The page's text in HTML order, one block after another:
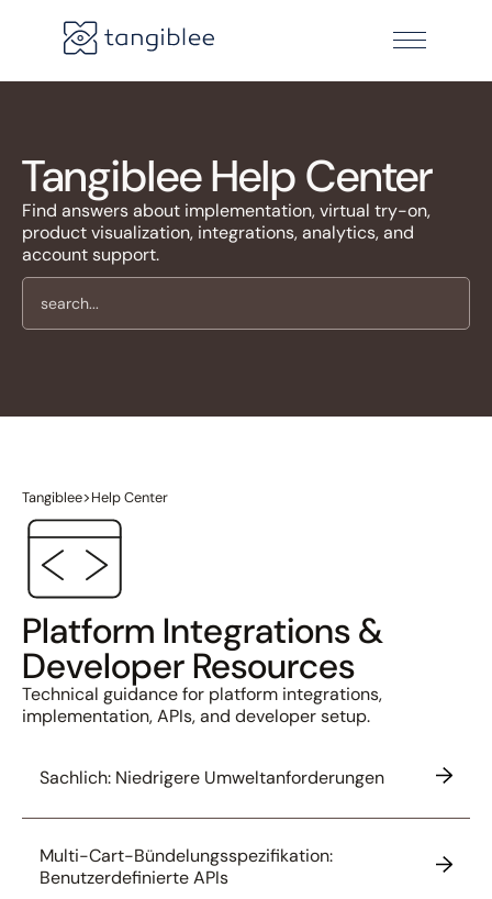
Tangiblee Help Center
Find answers about implementation, virtual try-on,
product visualization, integrations, analytics, and
account support.
Tangiblee>Help Center
Platform Integrations &
Developer Resources
Technical guidance for platform integrations,
implementation, APIs, and developer setup.
Sachlich: Niedrigere Umweltanforderungen
Multi-Cart-Bündelungsspezifikation:
Benutzerdefinierte APIs